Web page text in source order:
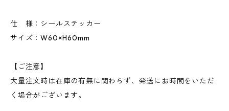
仕 様：シールステッカー
サイズ：W60×H60mm
【ご注意】
大量注文時は在庫の有無に関わらず、発送にお時間をいただ
く場合がございます。